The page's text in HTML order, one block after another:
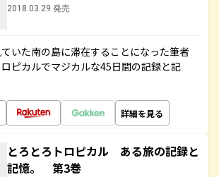
2018.03.29 発売
いた南の島に滞在することになった筆者
ピカルでマジカルな45日間の記録と記
詳細を見る
とろとろトロピカル ある旅の記録と
記憶。 第3巻